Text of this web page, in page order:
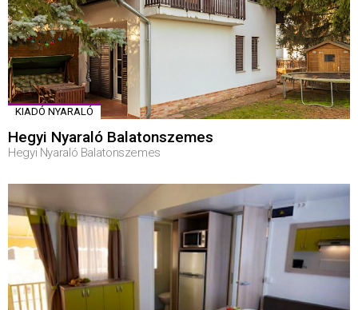
KIADÓ NYARALÓ
Hegyi Nyaraló Balatonszemes
Hegyi Nyaraló Balatonszemes